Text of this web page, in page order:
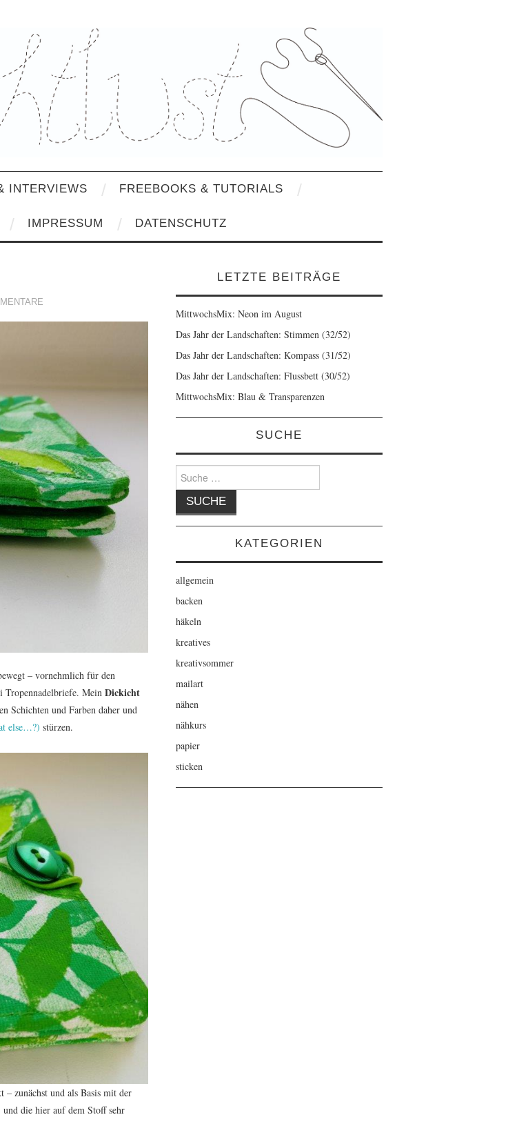
INTERVIEWS FREEBOOKS & TUTORIALS
IMPRESSUM DATENSCHUTZ
– vornehmlich für den
Tropennadelbriefe. Mein Dickicht
Schichten und Farben daher und
else…?) stürzen.
zunächst und als Basis mit der
und die hier auf dem Stoff sehr
LETZTE BEITRÄGE
MittwochsMix: Neon im August
Das Jahr der Landschaften: Stimmen (32/52)
Das Jahr der Landschaften: Kompass (31/52)
Das Jahr der Landschaften: Flussbett (30/52)
MittwochsMix: Blau & Transparenzen
SUCHE
Suche
nach:
KATEGORIEN
allgemein
backen
häkeln
kreatives
kreativsommer
mailart
nähen
nähkurs
papier
sticken